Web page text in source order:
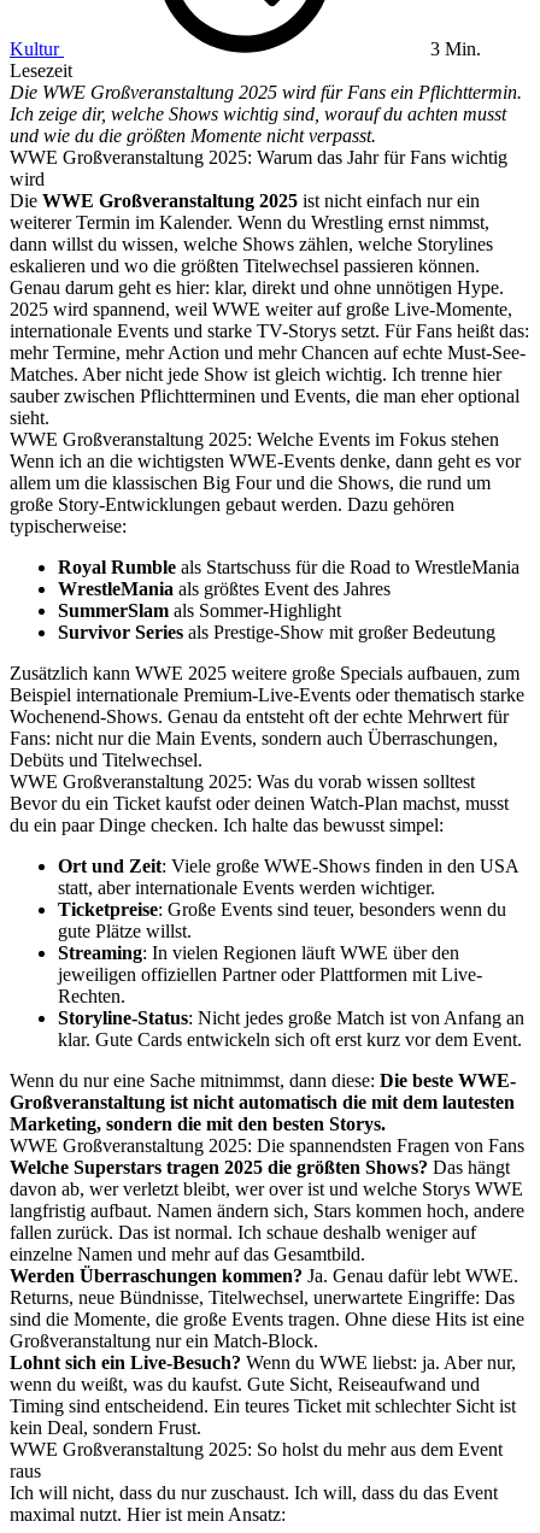
Kultur
3 Min.
Lesezeit
Die WWE Großveranstaltung 2025 wird für Fans ein Pflichttermin.
Ich zeige dir, welche Shows wichtig sind, worauf du achten musst
und wie du die größten Momente nicht verpasst.
WWE Großveranstaltung 2025: Warum das Jahr für Fans wichtig
wird
Die WWE Großveranstaltung 2025 ist nicht einfach nur ein
weiterer Termin im Kalender. Wenn du Wrestling ernst nimmst,
dann willst du wissen, welche Shows zählen, welche Storylines
eskalieren und wo die größten Titelwechsel passieren können.
Genau darum geht es hier: klar, direkt und ohne unnötigen Hype.
2025 wird spannend, weil WWE weiter auf große Live-Momente,
internationale Events und starke TV-Storys setzt. Für Fans heißt das:
mehr Termine, mehr Action und mehr Chancen auf echte Must-See-
Matches. Aber nicht jede Show ist gleich wichtig. Ich trenne hier
sauber zwischen Pflichtterminen und Events, die man eher optional
sieht.
WWE Großveranstaltung 2025: Welche Events im Fokus stehen
Wenn ich an die wichtigsten WWE-Events denke, dann geht es vor
allem um die klassischen Big Four und die Shows, die rund um
große Story-Entwicklungen gebaut werden. Dazu gehören
typischerweise:
Royal Rumble als Startschuss für die Road to WrestleMania
WrestleMania als größtes Event des Jahres
SummerSlam als Sommer-Highlight
Survivor Series als Prestige-Show mit großer Bedeutung
Zusätzlich kann WWE 2025 weitere große Specials aufbauen, zum
Beispiel internationale Premium-Live-Events oder thematisch starke
Wochenend-Shows. Genau da entsteht oft der echte Mehrwert für
Fans: nicht nur die Main Events, sondern auch Überraschungen,
Debüts und Titelwechsel.
WWE Großveranstaltung 2025: Was du vorab wissen solltest
Bevor du ein Ticket kaufst oder deinen Watch-Plan machst, musst
du ein paar Dinge checken. Ich halte das bewusst simpel:
Ort und Zeit: Viele große WWE-Shows finden in den USA
statt, aber internationale Events werden wichtiger.
Ticketpreise: Große Events sind teuer, besonders wenn du
gute Plätze willst.
Streaming: In vielen Regionen läuft WWE über den
jeweiligen offiziellen Partner oder Plattformen mit Live-
Rechten.
Storyline-Status: Nicht jedes große Match ist von Anfang an
klar. Gute Cards entwickeln sich oft erst kurz vor dem Event.
Wenn du nur eine Sache mitnimmst, dann diese: Die beste WWE-
Großveranstaltung ist nicht automatisch die mit dem lautesten
Marketing, sondern die mit den besten Storys.
WWE Großveranstaltung 2025: Die spannendsten Fragen von Fans
Welche Superstars tragen 2025 die größten Shows? Das hängt
davon ab, wer verletzt bleibt, wer over ist und welche Storys WWE
langfristig aufbaut. Namen ändern sich, Stars kommen hoch, andere
fallen zurück. Das ist normal. Ich schaue deshalb weniger auf
einzelne Namen und mehr auf das Gesamtbild.
Werden Überraschungen kommen? Ja. Genau dafür lebt WWE.
Returns, neue Bündnisse, Titelwechsel, unerwartete Eingriffe: Das
sind die Momente, die große Events tragen. Ohne diese Hits ist eine
Großveranstaltung nur ein Match-Block.
Lohnt sich ein Live-Besuch? Wenn du WWE liebst: ja. Aber nur,
wenn du weißt, was du kaufst. Gute Sicht, Reiseaufwand und
Timing sind entscheidend. Ein teures Ticket mit schlechter Sicht ist
kein Deal, sondern Frust.
WWE Großveranstaltung 2025: So holst du mehr aus dem Event
raus
Ich will nicht, dass du nur zuschaust. Ich will, dass du das Event
maximal nutzt. Hier ist mein Ansatz: